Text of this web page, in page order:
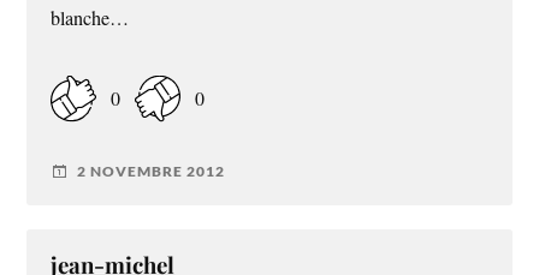
blanche…
0 0
2 NOVEMBRE 2012
jean-michel